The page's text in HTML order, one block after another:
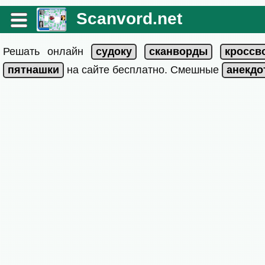
Scanvord.net
Решать онлайн
на сайте бесплатно. Смешные